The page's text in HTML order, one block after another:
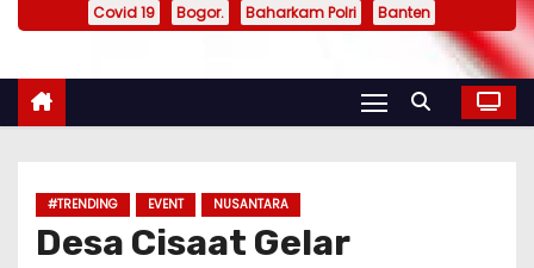
Covid 19
Bogor. Baharkam Polri Banten
#TRENDING EVENT NUSANTARA
Desa Cisaat Gelar